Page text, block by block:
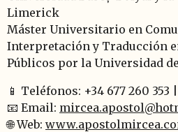
Limerick
Máster Universitario en
Interpretación y Traducción
Públicos por la Universidad
📱 Teléfonos: +34 677 260 353
📧 Email:
🌐 Web: